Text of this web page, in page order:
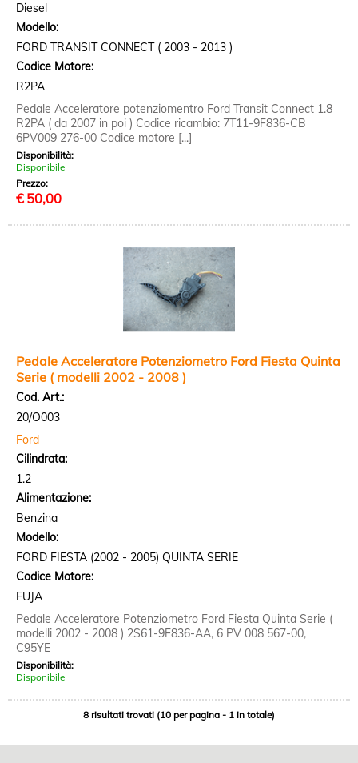
Diesel
Modello:
FORD TRANSIT CONNECT ( 2003 - 2013 )
Codice Motore:
R2PA
Pedale Acceleratore potenziomentro Ford Transit Connect 1.8
R2PA ( da 2007 in poi ) Codice ricambio: 7T11-9F836-CB
6PV009 276-00 Codice motore [...]
Disponibilità:
Disponibile
Prezzo:
€ 50,00
Pedale Acceleratore Potenziometro Ford Fiesta Quinta
Serie ( modelli 2002 - 2008 )
Cod. Art.:
20/O003
Ford
Cilindrata:
1.2
Alimentazione:
Benzina
Modello:
FORD FIESTA (2002 - 2005) QUINTA SERIE
Codice Motore:
FUJA
Pedale Acceleratore Potenziometro Ford Fiesta Quinta Serie (
modelli 2002 - 2008 ) 2S61-9F836-AA, 6 PV 008 567-00,
C95YE
Disponibilità:
Disponibile
8 risultati trovati (10 per pagina - 1 in totale)